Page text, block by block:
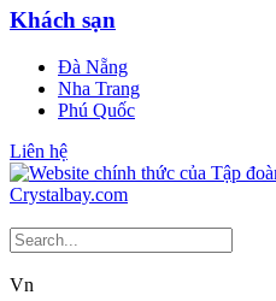
Khách sạn
Đà Nẵng
Nha Trang
Phú Quốc
Liên hệ
Vn